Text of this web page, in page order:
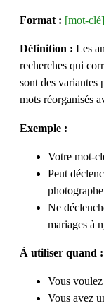
Format : [mot-clé]
Définition : Les
recherches qui
sont des variantes
mots réorganisés
Exemple :
Votre mot-
Peut
Ne
mariages à
À utiliser quand :
Vous
Vous avez